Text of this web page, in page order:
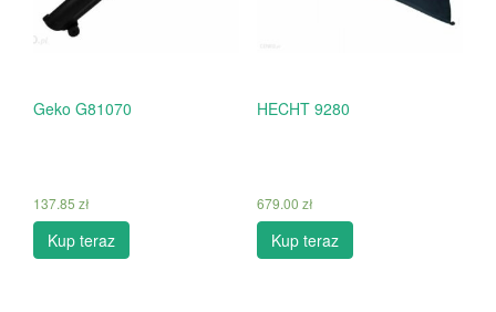
Geko G81070
137.85 zł
Kup teraz
HECHT 9280
679.00 zł
Kup teraz